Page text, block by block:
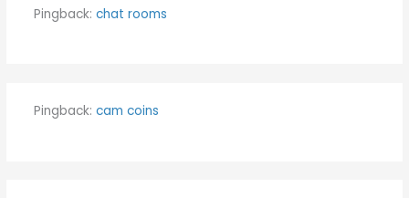
Pingback: chat rooms
Pingback: cam coins